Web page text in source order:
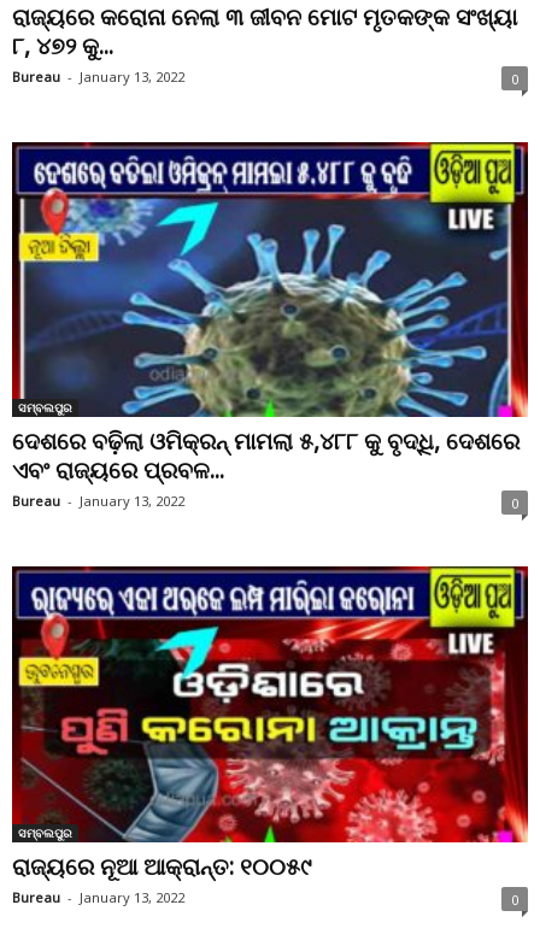
ରାଜ୍ୟରେ କରୋନା ନେଲା ୩ ଜୀବନ ମୋଟ ମୃତକଙ୍କ ସଂଖ୍ୟା
୮, ୪୭୨ କୁ...
Bureau - January 13, 2022 0
ସମ୍ବଲପୁର
ଦେଶରେ ବଢ଼ିଲା ଓମିକ୍ରନ୍ ମାମଲା ୫,୪୮୮ କୁ ବୃଦ୍ଧି, ଦେଶରେ
ଏବଂ ରାଜ୍ୟରେ ପ୍ରବଳ...
Bureau - January 13, 2022 0
ସମ୍ବଲପୁର
ରାଜ୍ୟରେ ନୂଆ ଆକ୍ରାନ୍ତ: ୧୦୦୫୯
Bureau - January 13, 2022 0